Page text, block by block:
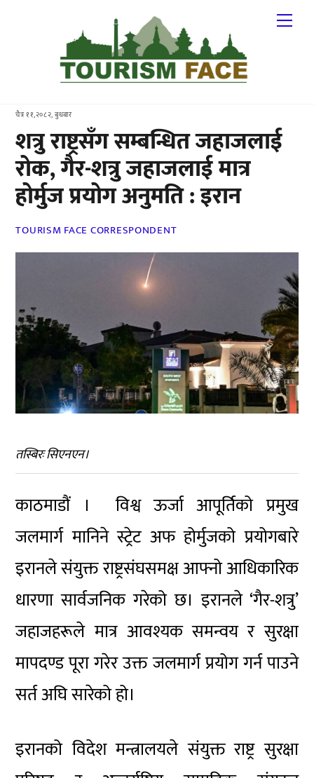
चैत्र ११,२०८२, बुधबार
शत्रु राष्ट्रसँग सम्बन्धित जहाजलाई
रोक, गैर-शत्रु जहाजलाई मात्र
होर्मुज प्रयोग अनुमति : इरान
TOURISM FACE CORRESPONDENT
तस्बिरः सिएनएन।
काठमाडौं । विश्व ऊर्जा आपूर्तिको प्रमुख
जलमार्ग मानिने स्ट्रेट अफ होर्मुजको प्रयोगबारे
इरानले संयुक्त राष्ट्रसंघसमक्ष आफ्नो आधिकारिक
धारणा सार्वजनिक गरेको छ। इरानले ‘गैर-शत्रु’
जहाजहरूले मात्र आवश्यक समन्वय र सुरक्षा
मापदण्ड पूरा गरेर उक्त जलमार्ग प्रयोग गर्न पाउने
सर्त अघि सारेको हो।
इरानको विदेश मन्त्रालयले संयुक्त राष्ट्र सुरक्षा